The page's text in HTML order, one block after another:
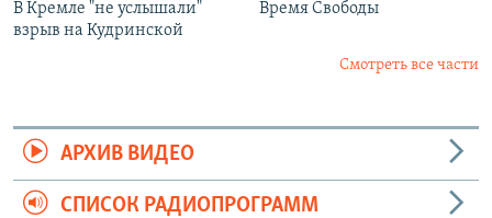
В Кремле "не услышали"
взрыв на Кудринской
Время Свободы
Смотреть все части
АРХИВ ВИДЕО
СПИСОК РАДИОПРОГРАММ